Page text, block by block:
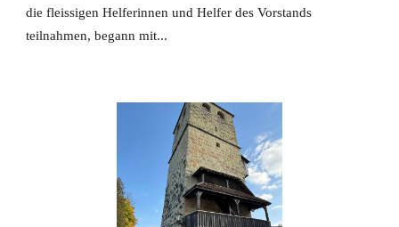
die fleissigen Helferinnen und Helfer des Vorstands
teilnahmen, begann mit...